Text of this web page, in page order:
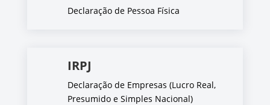
Declaração de Pessoa Física
IRPJ
Declaração de Empresas (Lucro Real,
Presumido e Simples Nacional)